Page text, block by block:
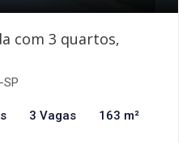
com 3 quartos,
3 Vagas 163 m²